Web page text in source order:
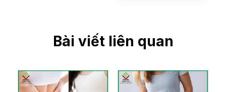
Bài viết liên quan